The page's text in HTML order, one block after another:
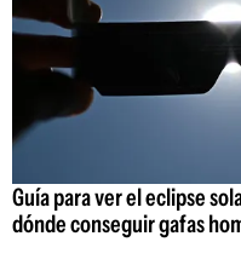
Guía para ver el eclipse
dónde conseguir gafas